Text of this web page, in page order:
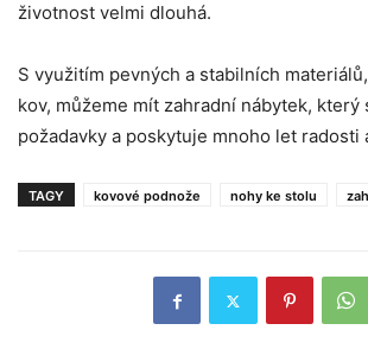
životnost velmi dlouhá.
S využitím pevných a stabilních
kov, můžeme mít zahradní nábytek, který
požadavky a poskytuje mnoho let radosti
TAGY kovové podnože nohy ke stolu